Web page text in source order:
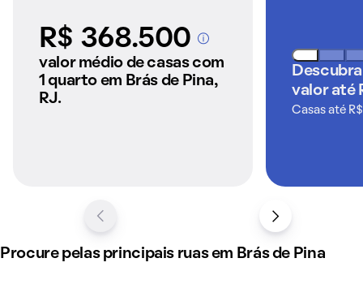
R$ 368.500A partir dos imóveis
anunciados pelo
valor médio de casas com
1 quarto em Brás de Pina,
RJ.
valor até
Casas até
Procure pelas principais ruas em Brás de Pina